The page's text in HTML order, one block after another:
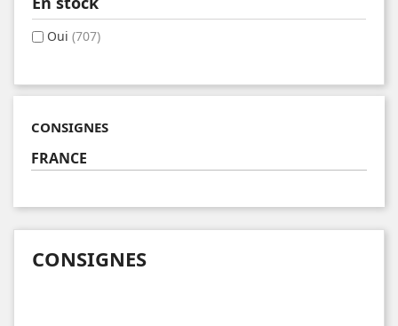
Oui (707)
CONSIGNES
FRANCE
CONSIGNES